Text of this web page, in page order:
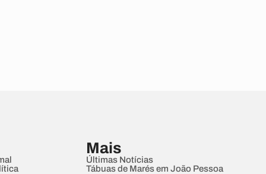
Mais
Últimas Notícias
Tábuas de Marés em João Pessoa